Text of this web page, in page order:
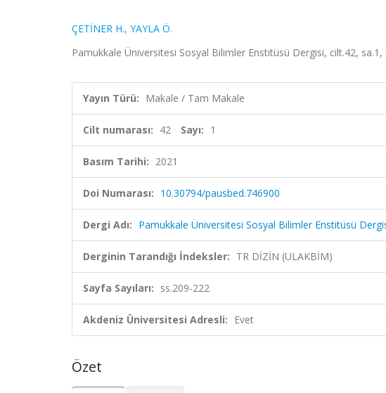
ÇETİNER H., YAYLA Ö.
Pamukkale Üniversitesi Sosyal Bilimler Enstitüsü Dergisi, cilt.42,
Yayın Türü: Makale / Tam Makale
Cilt numarası: 42 Sayı: 1
Basım Tarihi: 2021
Doi Numarası: 10.30794/pausbed.746900
Dergi Adı: Pamukkale Üniversitesi Sosyal Bilimler Enstitüsü
Derginin Tarandığı İndeksler: TR DİZİN (ULAKBİM)
Sayfa Sayıları: ss.209-222
Akdeniz Üniversitesi Adresli: Evet
Özet